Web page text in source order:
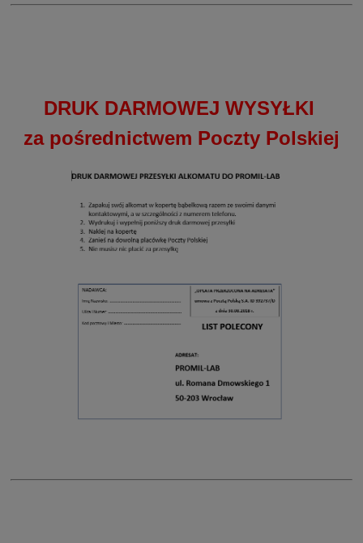
DRUK DARMOWEJ WYSYŁKI
za pośrednictwem Poczty Polskiej